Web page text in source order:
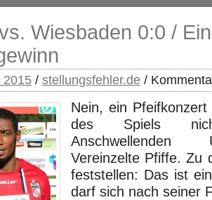
Wiesbaden 0:0 /
2015 / stellungsfehler.de /
Nein, ein
des Spiels
Vereinzelte Pfiffe. Zu
feststellen: Das ist
darf sich nach seiner